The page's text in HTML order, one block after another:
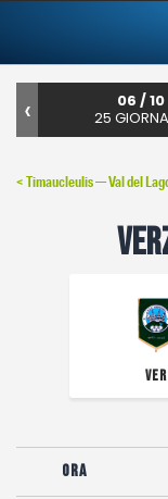
Coppa Carnia
Albo d’oro
06 / 10
25
‹
< Timaucleulis — Val del
VER
Ora